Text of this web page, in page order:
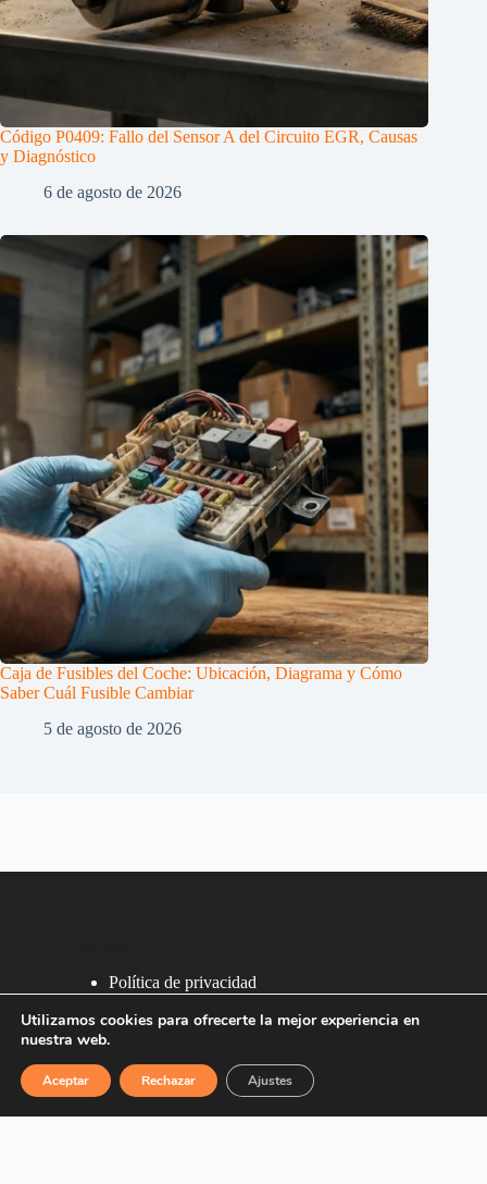
Código P0409: Fallo del Sensor A del Circuito EGR, Causas
y Diagnóstico
6 de agosto de 2026
Caja de Fusibles del Coche: Ubicación, Diagrama y Cómo
Saber Cuál Fusible Cambiar
5 de agosto de 2026
Política de privacidad
2007 - 2026 ®
Recafacil S.L.
Utilizamos cookies para ofrecerte la mejor experiencia en
nuestra web.
Aceptar Rechazar Ajustes